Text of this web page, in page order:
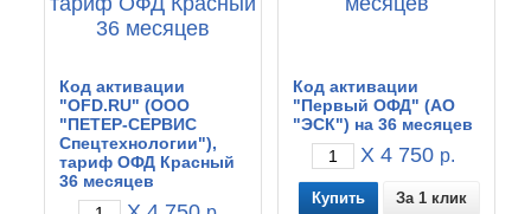
Код активации
"OFD.RU" (ООО
"ПЕТЕР-СЕРВИС
Спецтехнологии"),
тариф ОФД Красный
36 месяцев
Код активации
"Первый ОФД" (АО
"ЭСК") на 36 месяцев
X 4 750 р.
За 1 клик